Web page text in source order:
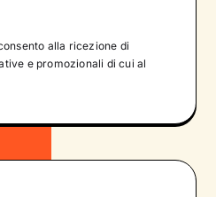
alla ricezione di
e promozionali di cui al